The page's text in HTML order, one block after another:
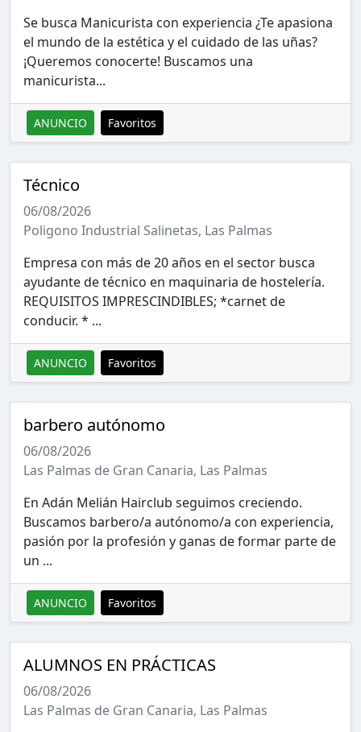
Se busca Manicurista con experiencia ¿Te apasiona
el mundo de la estética y el cuidado de las uñas?
¡Queremos conocerte! Buscamos una
manicurista...
ANUNCIO Favoritos
Técnico
06/08/2026
Poligono Industrial Salinetas, Las Palmas
Empresa con más de 20 años en el sector busca
ayudante de técnico en maquinaria de hostelería.
REQUISITOS IMPRESCINDIBLES; *carnet de
conducir. * ...
ANUNCIO Favoritos
barbero autónomo
06/08/2026
Las Palmas de Gran Canaria, Las Palmas
En Adán Melián Hairclub seguimos creciendo.
Buscamos barbero/a autónomo/a con experiencia,
pasión por la profesión y ganas de formar parte de
un ...
ANUNCIO Favoritos
ALUMNOS EN PRÁCTICAS
06/08/2026
Las Palmas de Gran Canaria, Las Palmas